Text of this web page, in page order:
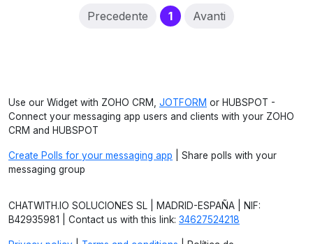
Precedente 1(current)
Avanti
Use our Widget with ZOHO CRM, JOTFORM or HUBSPOT -
Connect your messaging app users and clients with your ZOHO
CRM and HUBSPOT
Create Polls for your messaging app | Share polls with your
messaging group
CHATWITH.IO SOLUCIONES SL | MADRID-ESPAÑA | NIF:
B42935981 | Contact us with this link: 34627524218